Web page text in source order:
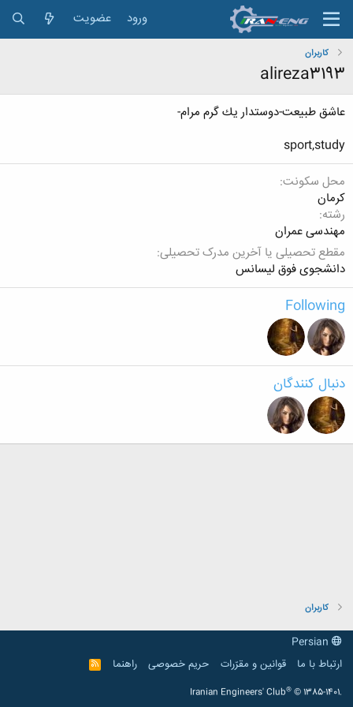
ورود عضویت
کاربران
alireza3193
عاشق طبيعت-دوستدار يك گرم مرام-
sport,study
محل سکونت
كرمان
رشته
مهندسی عمران
مقطع تحصیلی یا آخرین مدرک تحصیلی
دانشجوی فوق لیسانس
Following
دنبال کنندگان
کاربران
ارتباط با ما
قوانین و مقرّرات حریم خصوصی راهنما
R
S
Iranian Engineers' Club® © 1385-1401.